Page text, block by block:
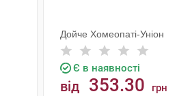
Дойче Хомеопаті-Уніон
Є в наявності
від 353.30 грн